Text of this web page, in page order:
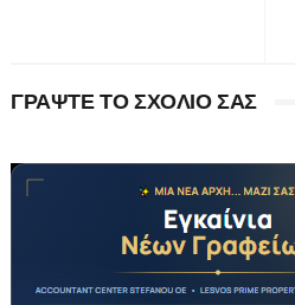
ΓΡΑΨΤΕ ΤΟ ΣΧΟΛΙΟ ΣΑΣ